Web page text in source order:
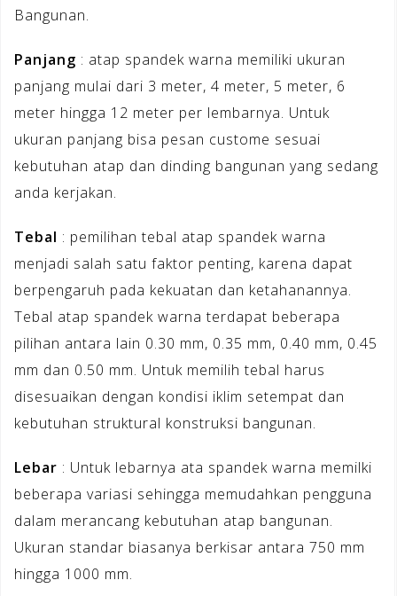
Bangunan.
Panjang : atap spandek warna memiliki ukuran
panjang mulai dari 3 meter, 4 meter, 5 meter, 6
meter hingga 12 meter per lembarnya. Untuk
ukuran panjang bisa pesan custome sesuai
kebutuhan atap dan dinding bangunan yang sedang
anda kerjakan.
Tebal : pemilihan tebal atap spandek warna
menjadi salah satu faktor penting, karena dapat
berpengaruh pada kekuatan dan ketahanannya.
Tebal atap spandek warna terdapat beberapa
pilihan antara lain 0.30 mm, 0.35 mm, 0.40 mm, 0.45
mm dan 0.50 mm. Untuk memilih tebal harus
disesuaikan dengan kondisi iklim setempat dan
kebutuhan struktural konstruksi bangunan.
Lebar : Untuk lebarnya ata spandek warna memilki
beberapa variasi sehingga memudahkan pengguna
dalam merancang kebutuhan atap bangunan.
Ukuran standar biasanya berkisar antara 750 mm
hingga 1000 mm.